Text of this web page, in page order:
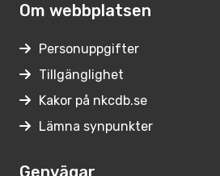
Om webbplatsen
Personuppgifter
Tillgänglighet
Kakor på nkcdb.se
Lämna synpunkter
Genvägar